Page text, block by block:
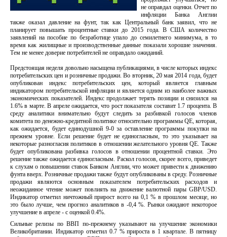
не оправдал оценки. Отчет по
инфляции Банка Англии
также оказал давление на фунт, так как Центральный банк заявил, что не
планирует повышать процентные ставки до 2015 года. В США количество
заявлений на пособие по безработице упало до семилетнего минимума, в то
время как жилищные и производственные данные показали хорошие значения.
Тем не менее доверие потребителей не оправдало ожиданий.
Предстоящая неделя довольно насыщена публикациями, в числе которых индекс
потребительских цен и розничные продажи. Во вторник, 20 мая 2014 года, будет
опубликован индекс потребительских цен, который является главным
индикатором потребительской инфляции и является одним из наиболее важных
экономических показателей. Индекс продолжает терять позиции и снизился на
1.6% в марте. В апреле ожидается, что рост показателя составит 1.7 процента. В
среду аналитики внимательно будут следить за разбивкой голосов членов
комитета по денежно-кредитной политике относительно программы QE, которая,
как ожидается, будет единодушной 9-0 за оставление программы покупки на
прежнем уровне. Если решение будет не единогласным, то это указывает на
некоторые разногласия политиков в отношении желательного уровня QE. Также
будет опубликована разбивка голосов в отношении процентной ставки. Это
решение также ожидается единогласным. Раскол голосов, скорее всего, приведет
к слухам о повышении ставок Банком Англии, что может привести к движению
фунта вверх. Розничные продажи также будут опубликованы в среду. Розничные
продажи являются основным показателем потребительских расходов и
неожиданное чтение может повлиять на движение валютной пары GBP/USD.
Индикатор отметил ничтожный прирост всего на 0,1 % в прошлом месяце, но
это было лучше, чем прогноз аналитиков в -0,4 %. Рынки ожидают некоторое
улучшение в апреле - с оценкой 0.4%.
Сильные релизы по ВВП по-прежнему указывают на улучшение экономики
Великобритании. Индикатор отметил 0.7 % прироста в 1 квартале. В пятницу